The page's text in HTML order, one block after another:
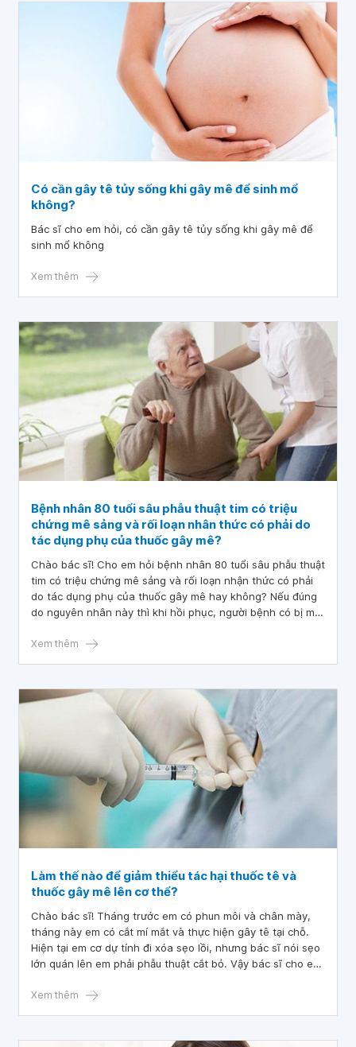
Có cần gây tê tủy sống khi gây mê để sinh mổ
không?
Bác sĩ cho em hỏi, có cần gây tê tủy sống khi gây mê để
sinh mổ không
Xem thêm
Bệnh nhân 80 tuổi sâu phẫu thuật tim có triệu
chứng mê sảng và rối loạn nhân thức có phải do
tác dụng phụ của thuốc gây mê?
Chào bác sĩ! Cho em hỏi bệnh nhân 80 tuổi sâu phẫu thuật
tim có triệu chứng mê sảng và rối loạn nhận thức có phải
do tác dụng phụ của thuốc gây mê hay không? Nếu đúng
do nguyên nhân này thì khi hồi phục, người bệnh có bị mất
thành cảm ơn!
Xem thêm
Làm thế nào để giảm thiểu tác hại thuốc tê và
thuốc gây mê lên cơ thể?
Chào bác sĩ! Tháng trước em có phun môi và chân mày,
tháng này em có cắt mí mắt và thực hiện gây tê tại chỗ.
Hiện tại em cơ dự tính đi xóa sẹo lồi, nhưng bác sĩ nói sẹo
lớn quán lên em phải phẫu thuật cắt bỏ. Vậy bác sĩ cho em
cũng thấy lo vì liên tục sử dụng thuốc tê như vậy, nhưng
tê và thuốc gây mê lên cơ thể? Những phẫu thuật này nên
Xem thêm